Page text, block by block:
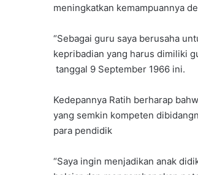
meningkatkan kemampuannya
“Sebagai guru saya berusaha
kepribadian yang harus dimiliki
tanggal 9 September 1966 ini.
Kedepannya Ratih berharap
yang semkin kompeten
para pendidik
“Saya ingin menjadikan anak